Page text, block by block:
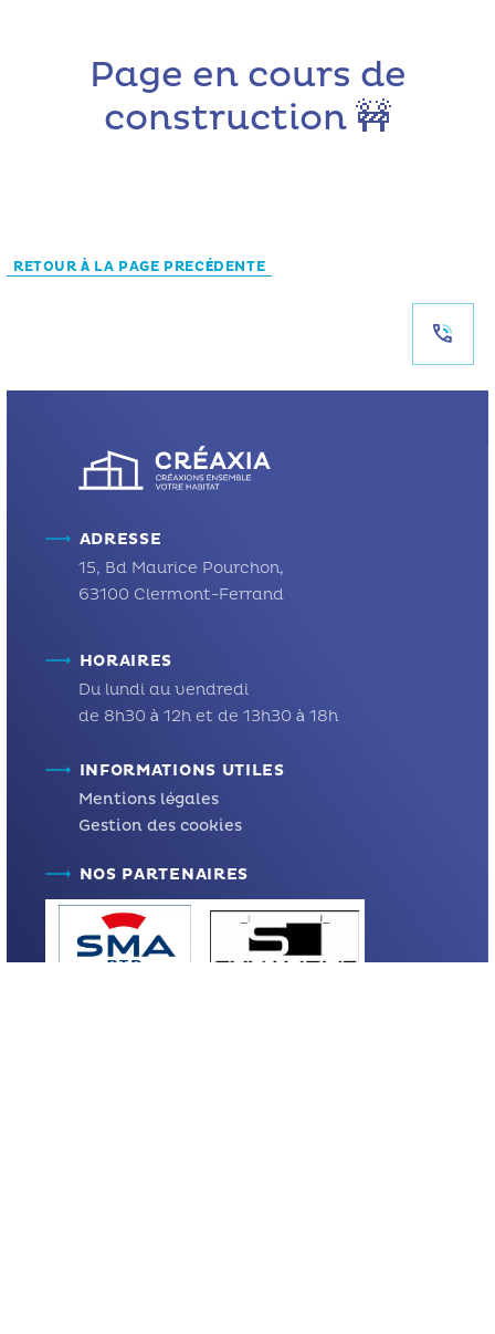
Page en cours de
construction 🚧
RETOUR À LA PAGE PRECÉDENTE
ADRESSE
15, Bd Maurice Pourchon,
63100 Clermont-Ferrand
HORAIRES
Du lundi au vendredi
de 8h30 à 12h et de 13h30 à 18h
INFORMATIONS UTILES
Mentions légales
Gestion des cookies
NOS PARTENAIRES